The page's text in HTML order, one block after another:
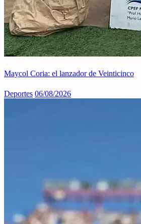
Maycol Coria: el lanzador de Veinticinco
Deportes 06/08/2026